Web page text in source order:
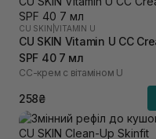
CU SKIN |VITAMIN U
CU SKIN Vitamin U CC
SPF 40 7 мл
СС-крем с вітаміном U
258₴